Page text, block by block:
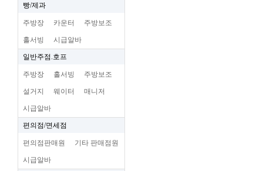
빵/제과
주방장 카운터 주방보조
홀서빙 시급알바
일반주점.호프
주방장 홀서빙 주방보조
설거지 웨이터 매니저
시급알바
편의점/면세점
편의점판매원 기타 판매점원
시급알바